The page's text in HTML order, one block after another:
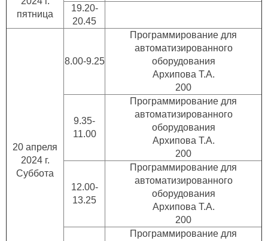
пятница
19.20-
20.45
20 апреля
2024 г.
Суббота
8.00-9.25
Программирование для
автоматизированного
оборудования
Архипова Т.А.
200
9.35-
11.00
Программирование для
автоматизированного
оборудования
Архипова Т.А.
200
12.00-
13.25
Программирование для
автоматизированного
оборудования
Архипова Т.А.
200
Программирование для